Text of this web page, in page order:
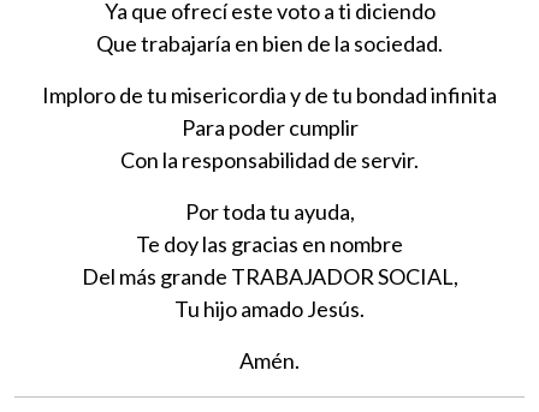
Ya que ofrecí este voto a ti diciendo
Que trabajaría en bien de la sociedad.
Imploro de tu misericordia y de tu bondad infinita
Para poder cumplir
Con la responsabilidad de servir.
Por toda tu ayuda,
Te doy las gracias en nombre
Del más grande TRABAJADOR SOCIAL,
Tu hijo amado Jesús.
Amén.